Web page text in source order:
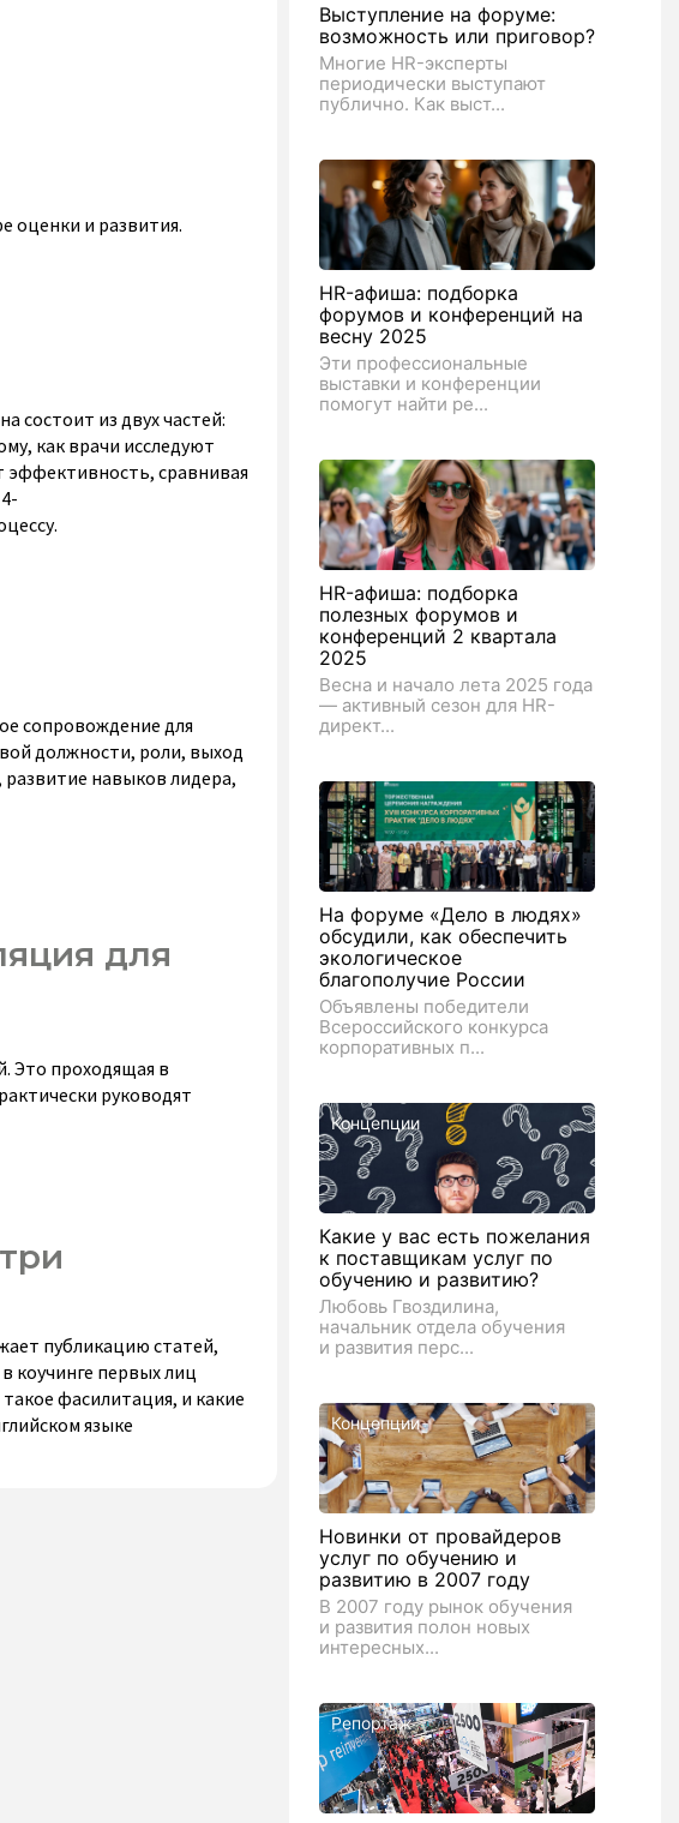
оценки и развития.
состоит из двух частей:
как врачи исследуют
эффективность, сравнивая
сопровождение для
должности, роли, выход
навыков лидера,
для
Это проходящая в
руководят
публикацию статей,
коучинге первых лиц
фасилитация, и какие
языке
Выступление на форуме:
возможность или приговор?
Многие HR-эксперты
периодически выступают
публично. Как выст...
HR-афиша: подборка
форумов и конференций на
весну 2025
Эти профессиональные
выставки и конференции
помогут найти ре...
HR-афиша: подборка
полезных форумов и
конференций 2 квартала
2025
Весна и начало лета 2025 года
— активный сезон для HR-
директ...
На форуме «Дело в людях»
обсудили, как обеспечить
экологическое
благополучие России
Объявлены победители
Всероссийского конкурса
корпоративных п...
Концепции
Какие у вас есть пожелания
к поставщикам услуг по
обучению и развитию?
Любовь Гвоздилина,
начальник отдела обучения
и развития перс...
Концепции
Новинки от провайдеров
услуг по обучению и
развитию в 2007 году
В 2007 году рынок обучения
и развития полон новых
интересных...
Репортаж